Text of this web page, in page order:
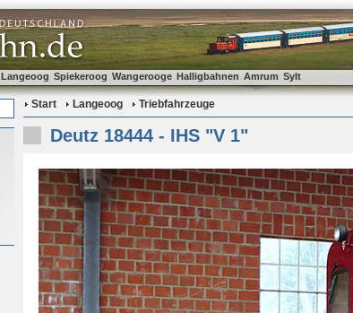
Langeoog Spiekeroog Wangerooge Halligbahnen Amrum Sylt
Start Langeoog Triebfahrzeuge
Deutz 18444 - IHS "V 1"